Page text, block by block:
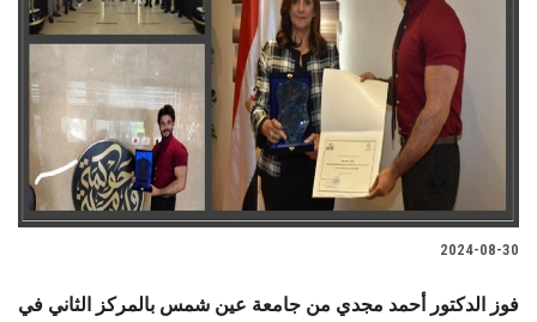
2024-08-30
فوز الدكتور أحمد مجدي من جامعة عين شمس بالمركز الثاني في